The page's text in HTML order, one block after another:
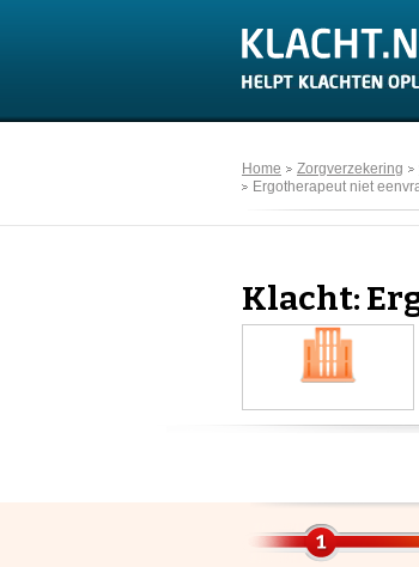
Home Zorgverzekering
Ergotherapeut niet
Klacht: